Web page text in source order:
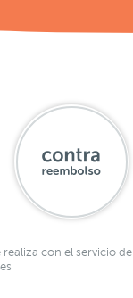
realiza con el servicio de